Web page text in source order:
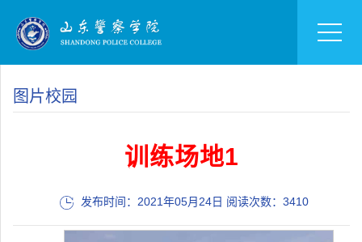
图片校园
训练场地1
发布时间：2021年05月24日 阅读次数： 3410